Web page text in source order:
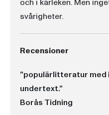
och i kärleken. Men
svårigheter.
Recensioner
”populärlitteratur med
undertext.”
Borås Tidning